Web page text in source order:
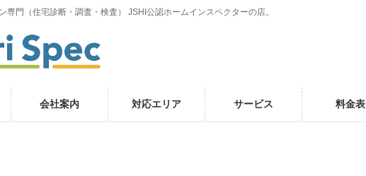
専門（住宅診断・調査・検査） JSHI公認ホームインスペクターの店。
会社案内 対応エリア サービス 料金表